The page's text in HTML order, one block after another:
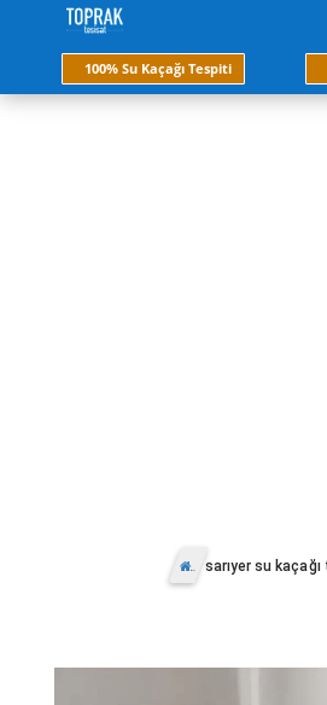
100% Su Kaçağı Tespiti
sarıyer su
Anasayfa
sarıyer su